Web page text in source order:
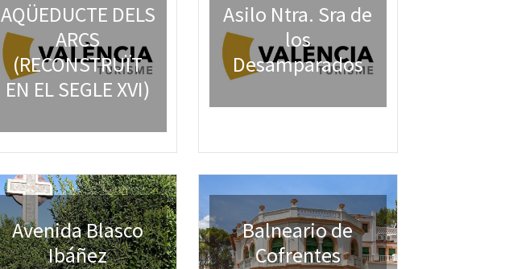
AQÜEDUCTE DELS
ARCS
(RECONSTRUÏT
EN EL SEGLE XVI)
Asilo Ntra. Sra de
los
Desamparados
Avenida Blasco
Ibáñez
Balneario de
Cofrentes